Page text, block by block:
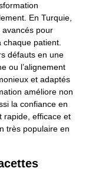
En Turquie,
avancés pour
patient.
défauts en une
ou l’alignement
et adaptés
améliore non
la confiance en
rapide, efficace et
très populaire en